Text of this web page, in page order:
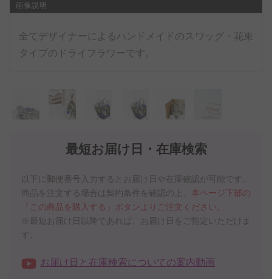
最短お届け日・在庫検索
以下に郵便番号入力するとお届け日や在庫確認が可能です。
商品を注文する場合は契約条件を確認の上、 本ページ下部の
「この商品を購入する」ボタンよりご注文ください。
※最短お届け日以降であれば、お届け日をご指定いただけま
す。
お届け日と在庫検索についての案内動画
画像説明
全てデザイナーによるハンドメイドのスワッグ・花束
タイプのドライフラワーです。